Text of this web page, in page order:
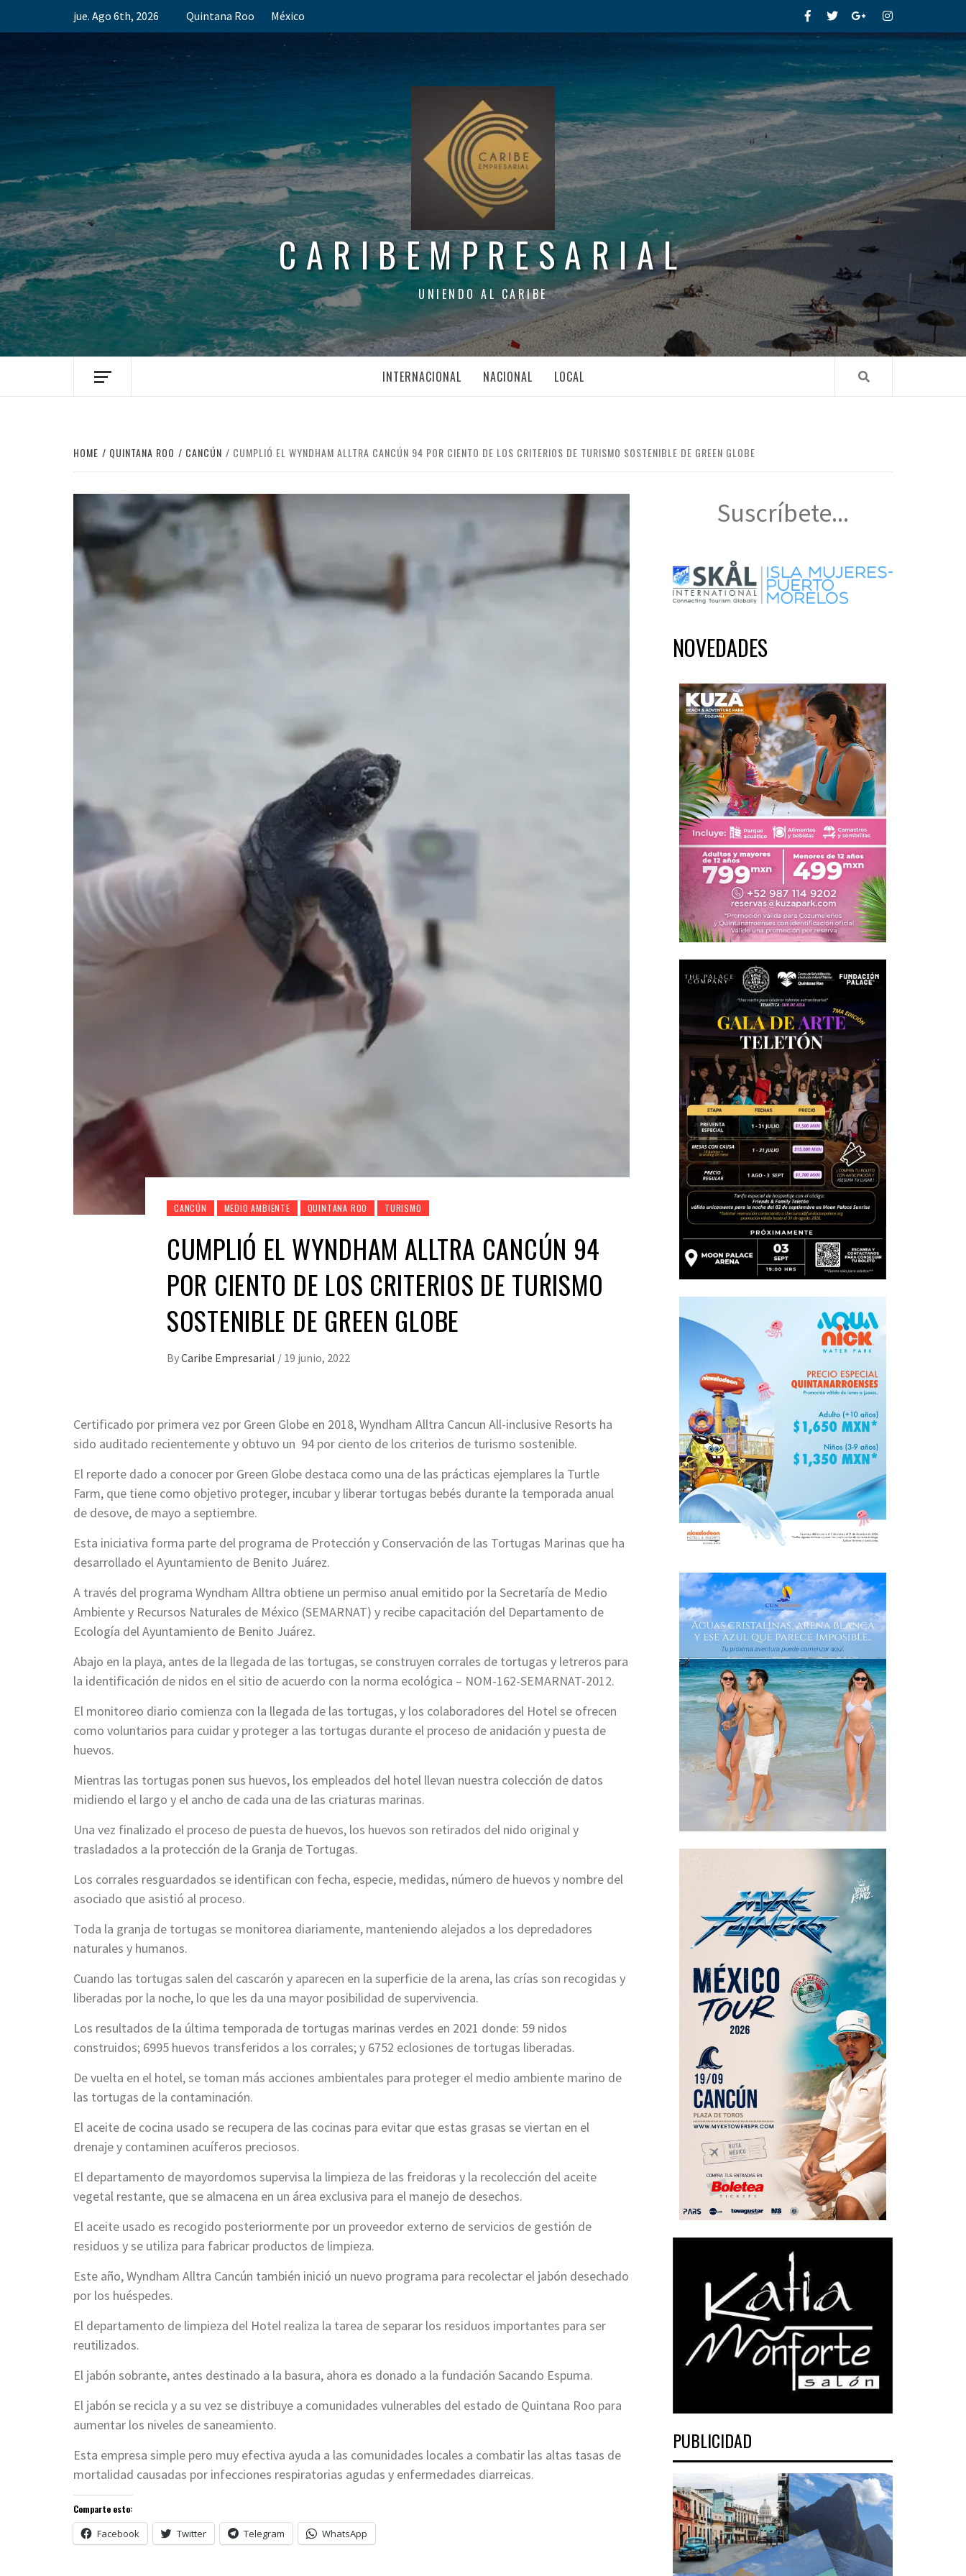
jue. Ago 6th, 2026 Quintana Roo México FacebookTwitterGoogle+Instagram
CARIBEMPRESARIAL
UNIENDO AL CARIBE
INTERNACIONAL NACIONAL LOCAL
HOME QUINTANA ROO CANCÚN CUMPLIÓ EL WYNDHAM ALLTRA CANCÚN 94 POR CIENTO DE LOS CRITERIOS DE TURISMO SOSTENIBLE DE GREEN GLOBE
CANCÚN MEDIO AMBIENTE QUINTANA ROO TURISMO
CUMPLIÓ EL WYNDHAM ALLTRA CANCÚN 94
POR CIENTO DE LOS CRITERIOS DE TURISMO
SOSTENIBLE DE GREEN GLOBE
ByCaribe Empresarial / 19 junio, 2022
Certificado por primera vez por Green Globe en 2018, Wyndham Alltra Cancun All-inclusive Resorts ha
sido auditado recientemente y obtuvo un 94 por ciento de los criterios de turismo sostenible.
El reporte dado a conocer por Green Globe destaca como una de las prácticas ejemplares la Turtle
Farm, que tiene como objetivo proteger, incubar y liberar tortugas bebés durante la temporada anual
de desove, de mayo a septiembre.
Esta iniciativa forma parte del programa de Protección y Conservación de las Tortugas Marinas que ha
desarrollado el Ayuntamiento de Benito Juárez.
A través del programa Wyndham Alltra obtiene un permiso anual emitido por la Secretaría de Medio
Ambiente y Recursos Naturales de México (SEMARNAT) y recibe capacitación del Departamento de
Ecología del Ayuntamiento de Benito Juárez.
Abajo en la playa, antes de la llegada de las tortugas, se construyen corrales de tortugas y letreros para
la identificación de nidos en el sitio de acuerdo con la norma ecológica – NOM-162-SEMARNAT-2012.
El monitoreo diario comienza con la llegada de las tortugas, y los colaboradores del Hotel se ofrecen
como voluntarios para cuidar y proteger a las tortugas durante el proceso de anidación y puesta de
huevos.
Mientras las tortugas ponen sus huevos, los empleados del hotel llevan nuestra colección de datos
midiendo el largo y el ancho de cada una de las criaturas marinas.
Una vez finalizado el proceso de puesta de huevos, los huevos son retirados del nido original y
trasladados a la protección de la Granja de Tortugas.
Los corrales resguardados se identifican con fecha, especie, medidas, número de huevos y nombre del
asociado que asistió al proceso.
Toda la granja de tortugas se monitorea diariamente, manteniendo alejados a los depredadores
naturales y humanos.
Cuando las tortugas salen del cascarón y aparecen en la superficie de la arena, las crías son recogidas y
liberadas por la noche, lo que les da una mayor posibilidad de supervivencia.
Los resultados de la última temporada de tortugas marinas verdes en 2021 donde: 59 nidos
construidos; 6995 huevos transferidos a los corrales; y 6752 eclosiones de tortugas liberadas.
De vuelta en el hotel, se toman más acciones ambientales para proteger el medio ambiente marino de
las tortugas de la contaminación.
El aceite de cocina usado se recupera de las cocinas para evitar que estas grasas se viertan en el
drenaje y contaminen acuíferos preciosos.
El departamento de mayordomos supervisa la limpieza de las freidoras y la recolección del aceite
vegetal restante, que se almacena en un área exclusiva para el manejo de desechos.
El aceite usado es recogido posteriormente por un proveedor externo de servicios de gestión de
residuos y se utiliza para fabricar productos de limpieza.
Este año, Wyndham Alltra Cancún también inició un nuevo programa para recolectar el jabón desechado
por los huéspedes.
El departamento de limpieza del Hotel realiza la tarea de separar los residuos importantes para ser
reutilizados.
El jabón sobrante, antes destinado a la basura, ahora es donado a la fundación Sacando Espuma.
El jabón se recicla y a su vez se distribuye a comunidades vulnerables del estado de Quintana Roo para
aumentar los niveles de saneamiento.
Esta empresa simple pero muy efectiva ayuda a las comunidades locales a combatir las altas tasas de
mortalidad causadas por infecciones respiratorias agudas y enfermedades diarreicas.
Comparte esto:
Facebook Twitter Telegram WhatsApp
Suscríbete...
NOVEDADES
PUBLICIDAD